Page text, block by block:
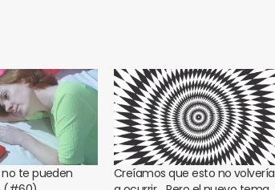
te pueden
Creíamos que esto no volvería